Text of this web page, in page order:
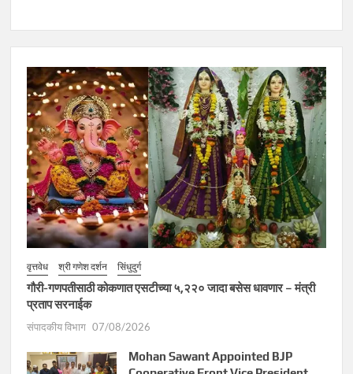
वृत्तवेध श्री गणेश दर्शन सिंधुदुर्ग
गौरी-गणपतीसाठी कोकणात एसटीच्या ५,२२० जादा बसेस धावणार – मंत्री
प्रताप सरनाईक
संपादकीय विभाग 07/08/2026
Mohan Sawant Appointed BJP